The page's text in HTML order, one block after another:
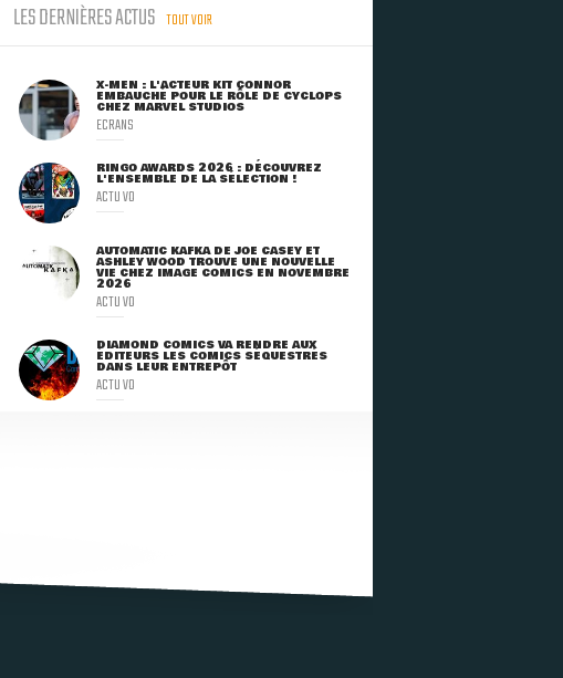
LES DERNIÈRES ACTUS TOUT VOIR
X-MEN : L'ACTEUR KIT CONNOR
EMBAUCHÉ POUR LE RÔLE DE CYCLOPS
CHEZ MARVEL STUDIOS
ECRANS
RINGO AWARDS 2026 : DÉCOUVREZ
L'ENSEMBLE DE LA SÉLECTION !
ACTU VO
AUTOMATIC KAFKA DE JOE CASEY ET
ASHLEY WOOD TROUVE UNE NOUVELLE
VIE CHEZ IMAGE COMICS EN NOVEMBRE
2026
ACTU VO
DIAMOND COMICS VA RENDRE AUX
ÉDITEURS LES COMICS SÉQUESTRÉS
DANS LEUR ENTREPÔT
ACTU VO